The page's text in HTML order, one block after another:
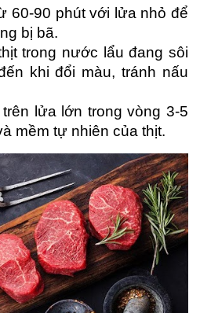
60-90 phút với lửa nhỏ để
bị bã.
trong nước lẩu đang sôi
khi đổi màu, tránh nấu
lửa lớn trong vòng 3-5
mềm tự nhiên của thịt.